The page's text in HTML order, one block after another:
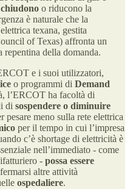
o riducono la
è naturale che la
texana, gestita
of Texas) affronta un
della domanda.
e i suoi utilizzatori,
o programmi di Demand
l’ERCOT ha facoltà di
di sospendere o diminuire
pesare meno sulla rete elettrica
per il tempo in cui l’impresa
c’è shortage di elettricità è
nell’immediato - come
- possa essere
altre attività
ospedaliere.